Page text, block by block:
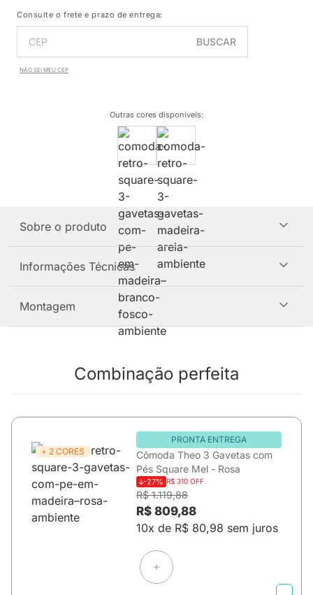
Consulte o frete e prazo de entrega:
BUSCAR
NÃO SEI MEU CEP
Outras cores disponíveis:
Sobre o produto
Informações Técnicas
Montagem
Combinação perfeita
+ 2 CORES
PRONTA ENTREGA
Cômoda Theo 3 Gavetas com
Pés Square Mel - Rosa
-27% R$ 310 OFF
R$ 1.119,88
R$ 809,88
10x de R$ 80,98 sem juros